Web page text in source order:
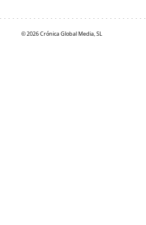
© 2026 Crónica Global Media, SL